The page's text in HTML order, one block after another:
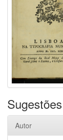
Autor